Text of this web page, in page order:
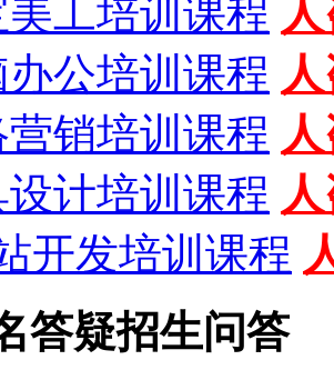
工培训课程
办公培训课程
营销培训课程
计培训课程
开发培训课程
答疑招生问答